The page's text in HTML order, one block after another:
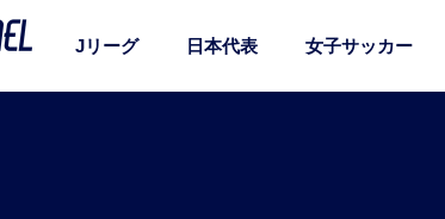
Jリーグ 日本代表 女子サッカー